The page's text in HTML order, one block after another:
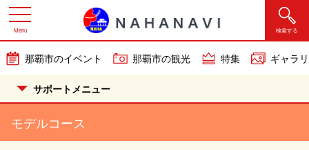
検索する
那覇市のイベント 那覇市の観光 特集 ギャラ
Menu
サポートメニュー
モデルコース